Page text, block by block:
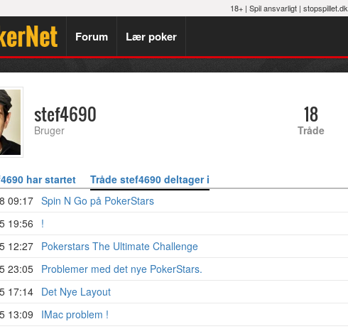
18+ | Spil ansvarligt| stopspillet.dk
Forum Lær poker
stef4690
Bruger
18
Tråde
har startet
Tråde stef4690 deltager i
09:17 Spin N Go på PokerStars
19:56
!
12:27 Pokerstars The Ultimate Challenge
23:05 Problemer med det nye PokerStars.
17:14 Det Nye Layout
13:09
IMac problem !